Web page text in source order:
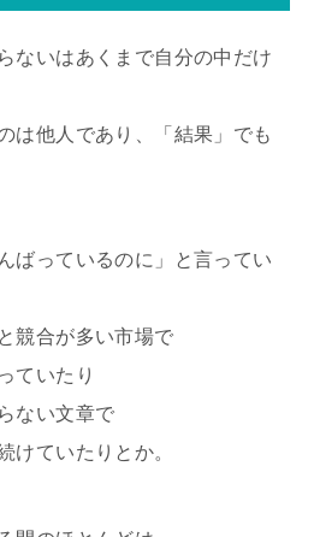
ないはあくまで自分の中だけ
は他人であり、「結果」でも
ばっているのに」と言ってい
競合が多い市場で
ていたり
ない文章で
けていたりとか。